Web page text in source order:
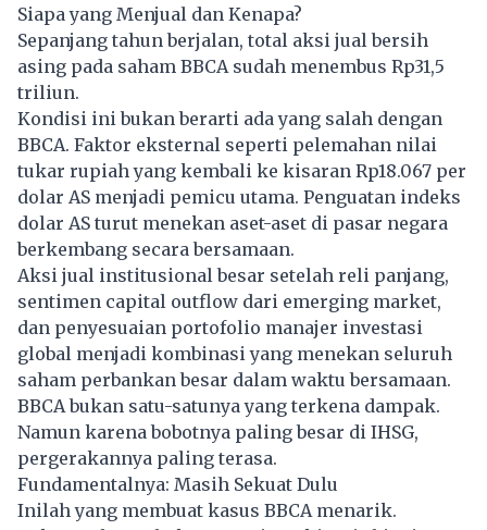
Siapa yang Menjual dan Kenapa?
Sepanjang tahun berjalan, total aksi jual bersih
asing pada saham BBCA sudah menembus Rp31,5
triliun.
Kondisi ini bukan berarti ada yang salah dengan
BBCA. Faktor eksternal seperti pelemahan nilai
tukar rupiah yang kembali ke kisaran Rp18.067 per
dolar AS menjadi pemicu utama. Penguatan indeks
dolar AS turut menekan aset-aset di pasar negara
berkembang secara bersamaan.
Aksi jual institusional besar setelah reli panjang,
sentimen capital outflow dari emerging market,
dan penyesuaian portofolio manajer investasi
global menjadi kombinasi yang menekan seluruh
saham perbankan besar dalam waktu bersamaan.
BBCA bukan satu-satunya yang terkena dampak.
Namun karena bobotnya paling besar di IHSG,
pergerakannya paling terasa.
Fundamentalnya: Masih Sekuat Dulu
Inilah yang membuat kasus BBCA menarik.